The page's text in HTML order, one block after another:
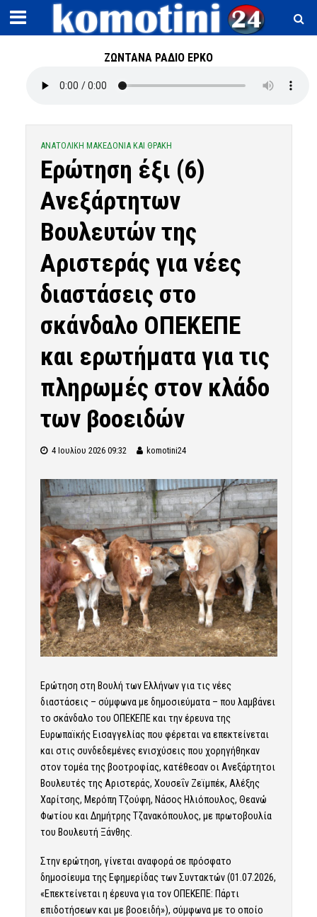
ΖΩΝΤΑΝΑ ΡΑΔΙΟ ΕΡΚΟ
ΑΝΑΤΟΛΙΚΗ ΜΑΚΕΔΟΝΙΑ ΚΑΙ ΘΡΑΚΗ
Ερώτηση έξι (6)
Ανεξάρτητων
Βουλευτών της
Αριστεράς για νέες
διαστάσεις στο
σκάνδαλο ΟΠΕΚΕΠΕ
και ερωτήματα για τις
πληρωμές στον κλάδο
των βοοειδών
4 Ιουλίου 2026 09:32 komotini24
Ερώτηση στη Βουλή των Ελλήνων για τις νέες
διαστάσεις – σύμφωνα με δημοσιεύματα – που λαμβάνει
το σκάνδαλο του ΟΠΕΚΕΠΕ και την έρευνα της
Ευρωπαϊκής Εισαγγελίας που φέρεται να επεκτείνεται
και στις συνδεδεμένες ενισχύσεις που χορηγήθηκαν
στον τομέα της βοοτροφίας, κατέθεσαν οι Ανεξάρτητοι
Βουλευτές της Αριστεράς, Χουσεΐν Ζεϊμπέκ, Αλέξης
Χαρίτσης, Μερόπη Τζούφη, Νάσος Ηλιόπουλος, Θεανώ
Φωτίου και Δημήτρης Τζανακόπουλος, με πρωτοβουλία
του Βουλευτή Ξάνθης.
Στην ερώτηση, γίνεται αναφορά σε πρόσφατο
δημοσίευμα της Εφημερίδας των Συντακτών (01.07.2026,
«Επεκτείνεται η έρευνα για τον ΟΠΕΚΕΠΕ: Πάρτι
επιδοτήσεων και με βοοειδή»), σύμφωνα με το οποίο